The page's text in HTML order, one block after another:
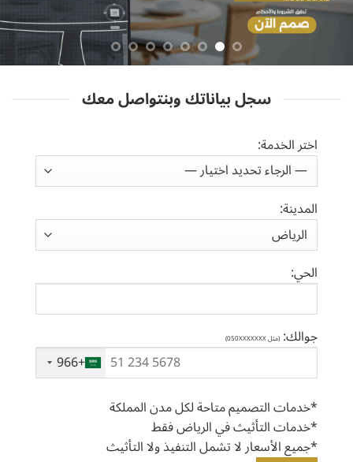
سجل بياناتك وبنتواصل معك
اختر الخدمة:
المدينة:
الحي:
جوالك: (مثل 050XXXXXXX)
+966
*خدمات التصميم متاحة لكل مدن المملكة
*خدمات التأثيث في الرياض فقط
*جميع الأسعار لا تشمل التنفيذ ولا التأثيث